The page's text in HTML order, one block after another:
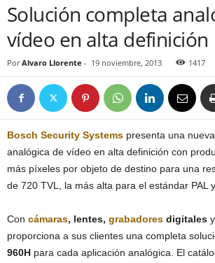
Solución completa
vídeo en alta definición
Por Alvaro Llorente - 19 noviembre, 2013 1417
Bosch Security Systems presenta una
analógica de vídeo en alta definición con
más píxeles por objeto de destino para una
de 720 TVL, la más alta para el estándar PAL
Con cámaras, lentes, grabadores digitales y
proporciona a sus clientes una completa
960H para cada aplicación analógica. El